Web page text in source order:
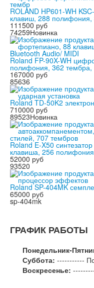
ROLAND HP601-WH
клавиш, 288 полифония,
111500 руб
74259Новинка
Roland FP-90X-WH
полифония, 362 тембра,
167000 руб
85636
Roland TD-50K2
710000 руб
89523Новинка
Roland E-X50
клавиша, 256
52000 руб
93520
Roland SP-404MK
65000 руб
sp-404mk
ГРАФИК РАБОТЫ
Понедельник-
Суббота: -----------
Воскресенье: